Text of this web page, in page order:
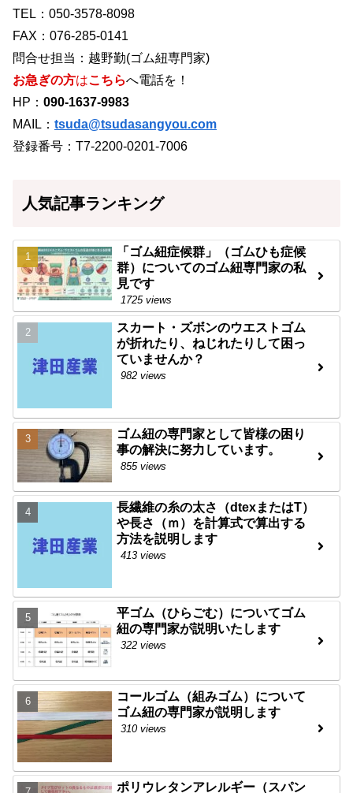
TEL：050-3578-8098
FAX：076-285-0141
問合せ担当：越野勤(ゴム紐専門家)
お急ぎの方はこちらへ電話を！
HP： 090-1637-9983
MAIL： tsuda@tsudasangyou.com
登録番号：T7-2200-0201-7006
人気記事ランキング
「ゴム紐症候群」（ゴムひも症候
群）についてのゴム紐専門家の私
見です
1725 views
スカート・ズボンのウエストゴム
が折れたり、ねじれたりして困っ
ていませんか？
982 views
ゴム紐の専門家として皆様の困り
事の解決に努力しています。
855 views
長繊維の糸の太さ（dtexまたはT）
や長さ（ｍ）を計算式で算出する
方法を説明します
413 views
平ゴム（ひらごむ）についてゴム
紐の専門家が説明いたします
322 views
コールゴム（組みゴム）について
ゴム紐の専門家が説明します
310 views
ポリウレタンアレルギー（スパン